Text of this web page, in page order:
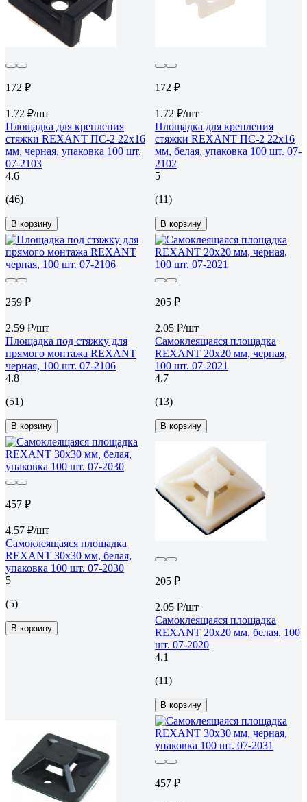
172 ₽
1.72 ₽/шт
Площадка для крепления
стяжки REXANT ПС-2 22x16
мм, черная, упаковка 100 шт.
07-2103
4.6
(46)
В корзину
172 ₽
1.72 ₽/шт
Площадка для крепления
стяжки REXANT ПС-2 22x16
мм, белая, упаковка 100 шт. 07-
2102
5
(11)
В корзину
259 ₽
2.59 ₽/шт
Площадка под стяжку для
прямого монтажа REXANT
черная, 100 шт. 07-2106
4.8
(51)
В корзину
205 ₽
2.05 ₽/шт
Самоклеящаяся площадка
REXANT 20x20 мм, черная,
100 шт. 07-2021
4.7
(13)
В корзину
457 ₽
4.57 ₽/шт
Самоклеящаяся площадка
REXANT 30x30 мм, белая,
упаковка 100 шт. 07-2030
5
(5)
В корзину
205 ₽
2.05 ₽/шт
Самоклеящаяся площадка
REXANT 20x20 мм, белая, 100
шт. 07-2020
4.1
(11)
В корзину
457 ₽